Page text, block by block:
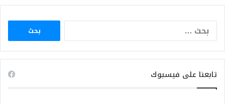
البحث
تابعنا على فيسبوك